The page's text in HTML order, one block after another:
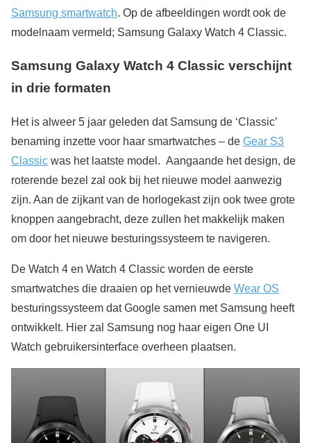
Samsung smartwatch. Op de afbeeldingen wordt ook de
modelnaam vermeld; Samsung Galaxy Watch 4 Classic.
Samsung Galaxy Watch 4 Classic verschijnt
in drie formaten
Het is alweer 5 jaar geleden dat Samsung de ‘Classic’
benaming inzette voor haar smartwatches – de Gear S3
Classic was het laatste model. Aangaande het design, de
roterende bezel zal ook bij het nieuwe model aanwezig
zijn. Aan de zijkant van de horlogekast zijn ook twee grote
knoppen aangebracht, deze zullen het makkelijk maken
om door het nieuwe besturingssysteem te navigeren.
De Watch 4 en Watch 4 Classic worden de eerste
smartwatches die draaien op het vernieuwde Wear OS
besturingssysteem dat Google samen met Samsung heeft
ontwikkelt. Hier zal Samsung nog haar eigen One UI
Watch gebruikersinterface overheen plaatsen.